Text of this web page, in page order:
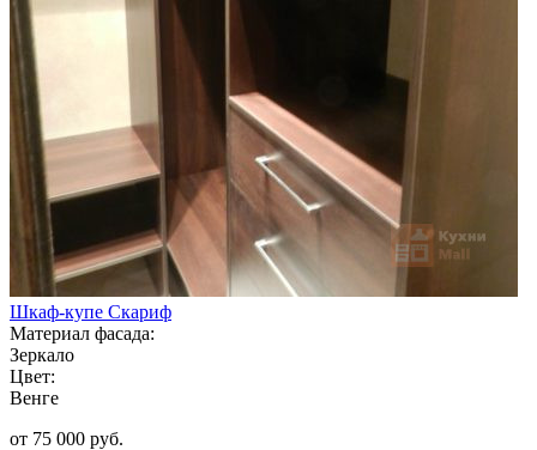
Шкаф-купе Скариф
Материал фасада:
Зеркало
Цвет:
Венге
от 75 000 руб.